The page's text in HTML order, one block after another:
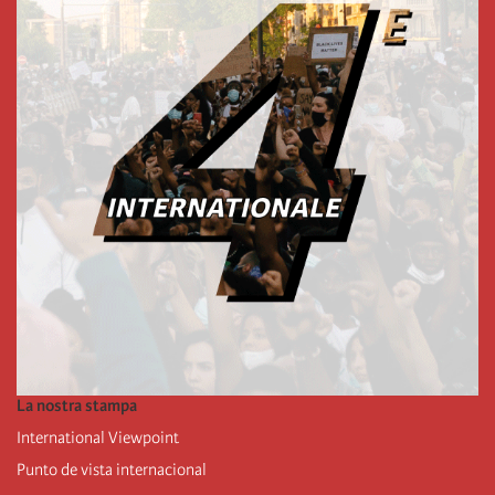
La nostra stampa
International Viewpoint
Punto de vista internacional